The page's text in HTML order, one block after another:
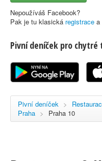
Nápověda
Registrace
Nepoužíváš Facebook?
Pak je tu klasická registrace a
Pivní deníček pro
Pivní deníček >
Praha > Praha 10